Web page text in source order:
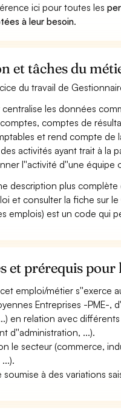
ici pour toutes les
à leur besoin.
et tâches du
du travail de
les données
comptes de
et rend compte de
activités ayant trait à la
l''activité d''une équipe
description plus
et consulter la fiche sur le
emplois) est un code qui
et prérequis
emploi/métier s''exerce
Entreprises -PME-,
en relation avec
d''administration, ...).
le secteur (commerce,
soumise à des variations